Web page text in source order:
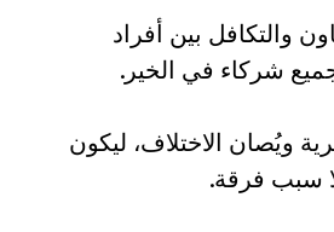
والتكافل بين أفراد
شركاء في الخير.
ويُصان الاختلاف، ليكون
سبب فرقة.